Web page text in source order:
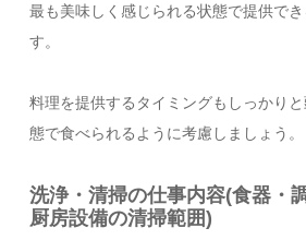
最も美味しく感じられる状態で提供で
す。
料理を提供するタイミングもしっかり
態で食べられるように考慮しましょう。
洗浄・清掃の仕事内容(食器・
厨房設備の清掃範囲)